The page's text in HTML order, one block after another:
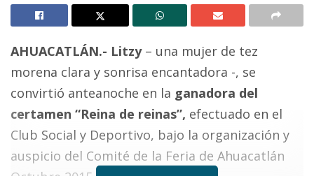
AHUACATLÁN.- Litzy – una mujer de tez
morena clara y sonrisa encantadora -, se
convirtió anteanoche en la ganadora del
certamen “Reina de reinas”, efectuado en el
Club Social y Deportivo, bajo la organización y
auspicio del Comité de la Feria de Ahuacatlán